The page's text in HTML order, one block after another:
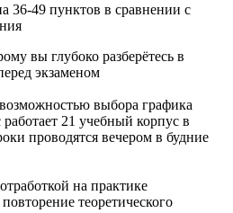
36-49 пунктов в сравнении с
вы глубоко разберётесь в
экзаменом
выбора графика
21 учебный корпус в
проводятся вечером в будние
на практике
теоретического